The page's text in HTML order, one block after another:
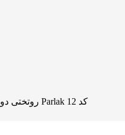
روتختی دو نفره طرح ورساچه هشت تکه پارلاک Parlak کد 12